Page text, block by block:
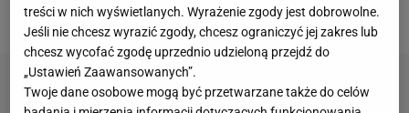
nos.
treści w nich wyświetlanych. Wyrażenie zgody jest dobrowolne.
Jeśli nie chcesz wyrazić zgody, chcesz ograniczyć jej zakres lub
chcesz wycofać zgodę uprzednio udzieloną przejdź do
„Ustawień Zaawansowanych”.
Twoje dane osobowe mogą być przetwarzane także do celów